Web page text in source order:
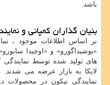
باشد.
بنیان گذاران کمپانی و
«یوشیداگورو» و «اوچیدا
های تولید شده توسط
لایکا به بازار عرضه می
نمایندگی نیکون در محصولات